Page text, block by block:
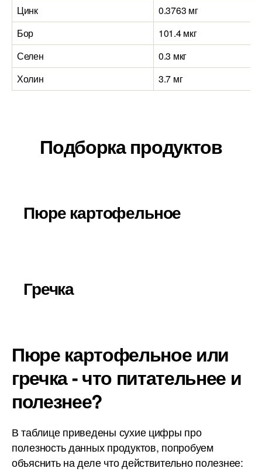
Цинк
0.3763 мг
Бор
101.4 мкг
Селен
0.3 мкг
Холин
3.7 мг
Подборка продуктов
Пюре картофельное
Гречка
Пюре картофельное или
гречка - что питательнее и
полезнее?
В таблице приведены сухие цифры про
полезность данных продуктов, попробуем
объяснить на деле что действительно полезнее: